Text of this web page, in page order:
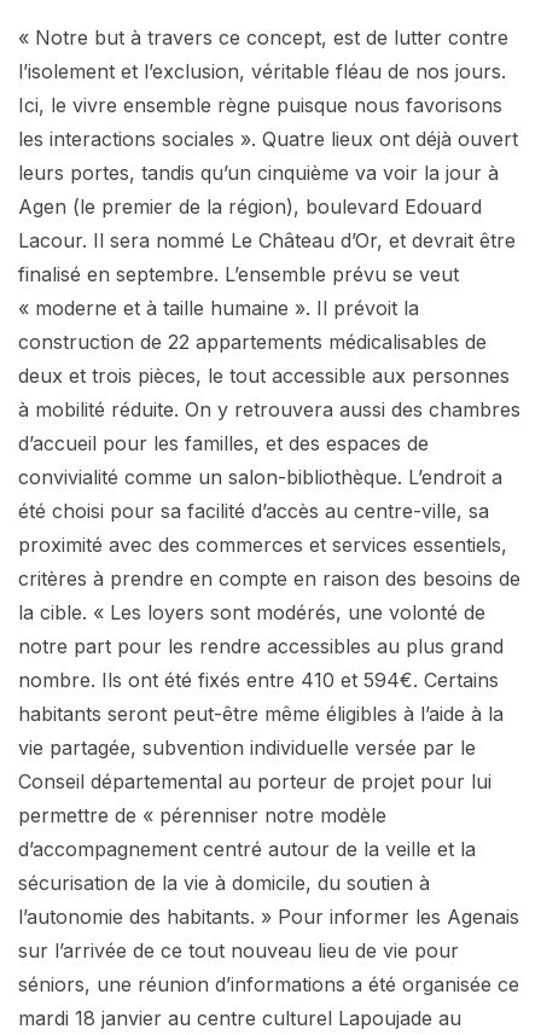
« Notre but à travers ce concept, est de lutter contre
l’isolement et l’exclusion, véritable fléau de nos jours.
Ici, le vivre ensemble règne puisque nous favorisons
les interactions sociales ». Quatre lieux ont déjà ouvert
leurs portes, tandis qu’un cinquième va voir la jour à
Agen (le premier de la région), boulevard Edouard
Lacour. Il sera nommé Le Château d’Or, et devrait être
finalisé en septembre. L’ensemble prévu se veut
« moderne et à taille humaine ». Il prévoit la
construction de 22 appartements médicalisables de
deux et trois pièces, le tout accessible aux personnes
à mobilité réduite. On y retrouvera aussi des chambres
d’accueil pour les familles, et des espaces de
convivialité comme un salon-bibliothèque. L’endroit a
été choisi pour sa facilité d’accès au centre-ville, sa
proximité avec des commerces et services essentiels,
critères à prendre en compte en raison des besoins de
la cible. « Les loyers sont modérés, une volonté de
notre part pour les rendre accessibles au plus grand
nombre. Ils ont été fixés entre 410 et 594€. Certains
habitants seront peut-être même éligibles à l’aide à la
vie partagée, subvention individuelle versée par le
Conseil départemental au porteur de projet pour lui
permettre de « pérenniser notre modèle
d’accompagnement centré autour de la veille et la
sécurisation de la vie à domicile, du soutien à
l’autonomie des habitants. » Pour informer les Agenais
sur l’arrivée de ce tout nouveau lieu de vie pour
séniors, une réunion d’informations a été organisée ce
mardi 18 janvier au centre culturel Lapoujade au